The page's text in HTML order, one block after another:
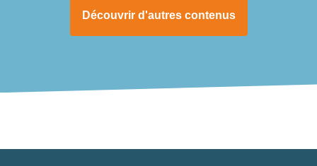
Découvrir d'autres contenus